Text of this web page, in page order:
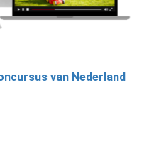
van Nederland